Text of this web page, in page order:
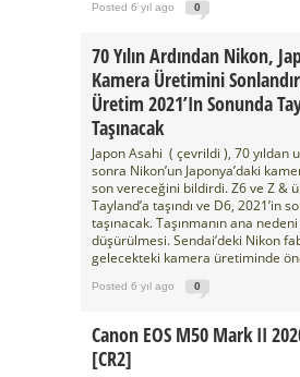
Posted 6 yıl ago 0
70 Yılın Ardından Nikon,
Kamera Üretimini
Üretim 2021’in Sonunda
Taşınacak
Japon Asahi ( çevrildi ), 70 yıldan
sonra Nikon’un Japonya’daki
son vereceğini bildirdi. Z6 ve Z &
Tayland’a taşındı ve D6, 2021’in
taşınacak. Taşınmanın ana
düşürülmesi. Sendai’deki Nikon
gelecekteki kamera üretiminde
Posted 6 yıl ago 0
Canon EOS M50 Mark II
[CR2]